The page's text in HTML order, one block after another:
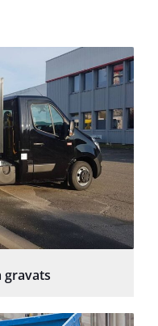
gravats